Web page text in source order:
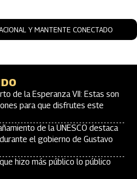
Y MANTENTE CONECTADO
de la Esperanza VII: Estas son
para que disfrutes este
de la UNESCO destaca
el gobierno de Gustavo
hizo más público lo público